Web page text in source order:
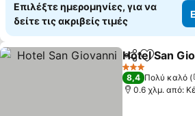
Επιλέξτε ημερομηνίες, για να
δείτε τις ακριβείς τιμές
Κοινοποίηση
Hotel San
3 Αστέρια
8,4 Πολύ καλό
0.6 χλμ. από: